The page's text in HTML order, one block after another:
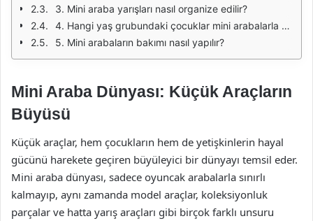
3. Mini araba yarışları nasıl organize edilir?
4. Hangi yaş grubundaki çocuklar mini arabalarla oynamaktan keyif alır?
5. Mini arabaların bakımı nasıl yapılır?
Mini Araba Dünyası: Küçük Araçların
Büyüsü
Küçük araçlar, hem çocukların hem de yetişkinlerin hayal
gücünü harekete geçiren büyüleyici bir dünyayı temsil eder.
Mini araba dünyası, sadece oyuncak arabalarla sınırlı
kalmayıp, aynı zamanda model araçlar, koleksiyonluk
parçalar ve hatta yarış araçları gibi birçok farklı unsuru